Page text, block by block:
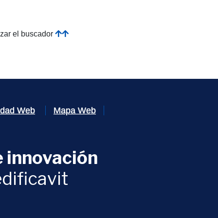
el buscador
Web Mapa Web
innovación